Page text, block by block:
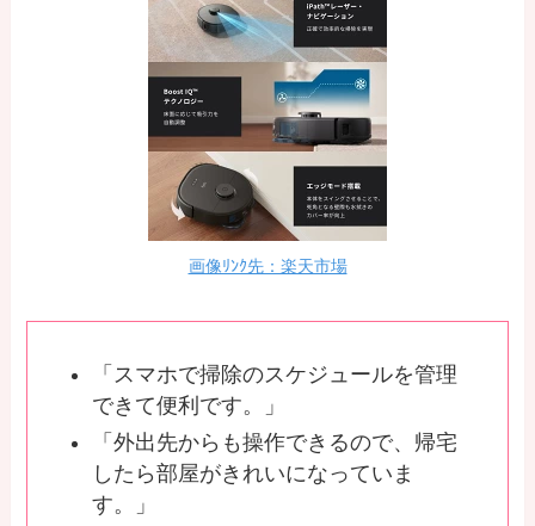
画像ﾘﾝｸ先：楽天市場
「スマホで掃除のスケジュールを管理
できて便利です。」
「外出先からも操作できるので、帰宅
したら部屋がきれいになっていま
す。」